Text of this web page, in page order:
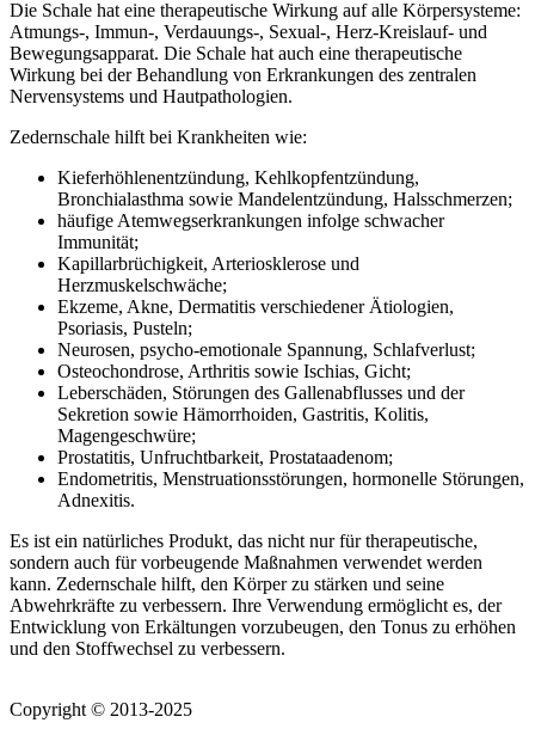
Die Schale hat eine therapeutische Wirkung auf alle Körpersysteme:
Atmungs-, Immun-, Verdauungs-, Sexual-, Herz-Kreislauf- und
Bewegungsapparat. Die Schale hat auch eine therapeutische
Wirkung bei der Behandlung von Erkrankungen des zentralen
Nervensystems und Hautpathologien.
Zedernschale hilft bei Krankheiten wie:
Kieferhöhlenentzündung, Kehlkopfentzündung,
Bronchialasthma sowie Mandelentzündung, Halsschmerzen;
häufige Atemwegserkrankungen infolge schwacher
Immunität;
Kapillarbrüchigkeit, Arteriosklerose und
Herzmuskelschwäche;
Ekzeme, Akne, Dermatitis verschiedener Ätiologien,
Psoriasis, Pusteln;
Neurosen, psycho-emotionale Spannung, Schlafverlust;
Osteochondrose, Arthritis sowie Ischias, Gicht;
Leberschäden, Störungen des Gallenabflusses und der
Sekretion sowie Hämorrhoiden, Gastritis, Kolitis,
Magengeschwüre;
Prostatitis, Unfruchtbarkeit, Prostataadenom;
Endometritis, Menstruationsstörungen, hormonelle Störungen,
Adnexitis.
Es ist ein natürliches Produkt, das nicht nur für therapeutische,
sondern auch für vorbeugende Maßnahmen verwendet werden
kann. Zedernschale hilft, den Körper zu stärken und seine
Abwehrkräfte zu verbessern. Ihre Verwendung ermöglicht es, der
Entwicklung von Erkältungen vorzubeugen, den Tonus zu erhöhen
und den Stoffwechsel zu verbessern.
Copyright © 2013-2025